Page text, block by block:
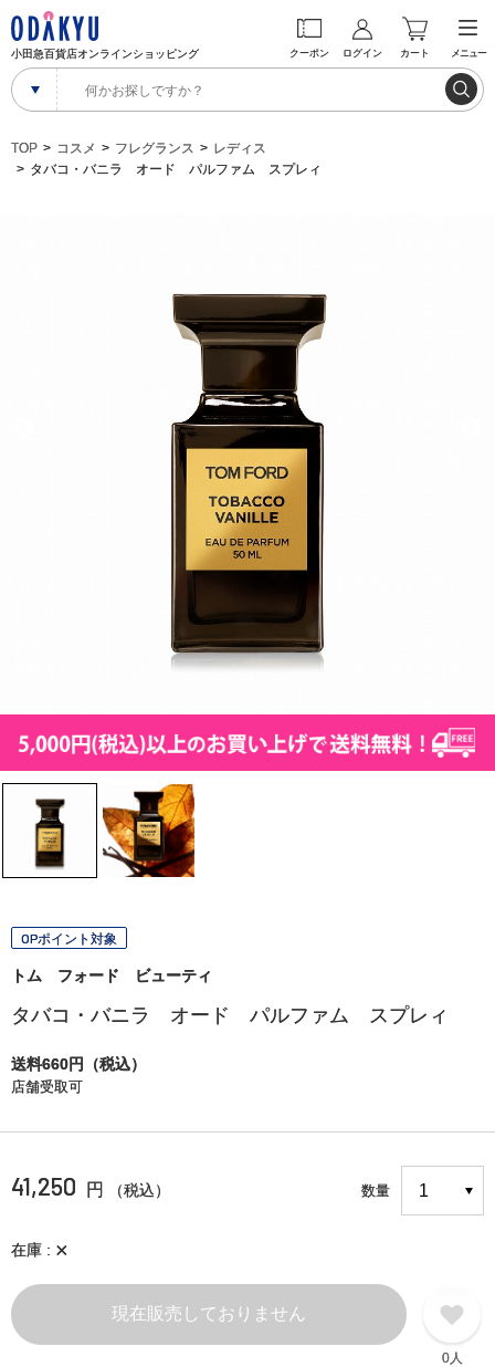
小田急百貨店オンラインショッピング クーポン ログイン カート メニュー
TOP コスメ フレグランス
レディス
タバコ・バニラ オード パルファム スプレィ
OPポイント対象
トム フォード ビューティ
タバコ・バニラ オード パルファム スプレィ
送料660円（税込）
店舗受取可
41,250 円 （税込） 数量
在庫 ×
現在販売しておりません
0人